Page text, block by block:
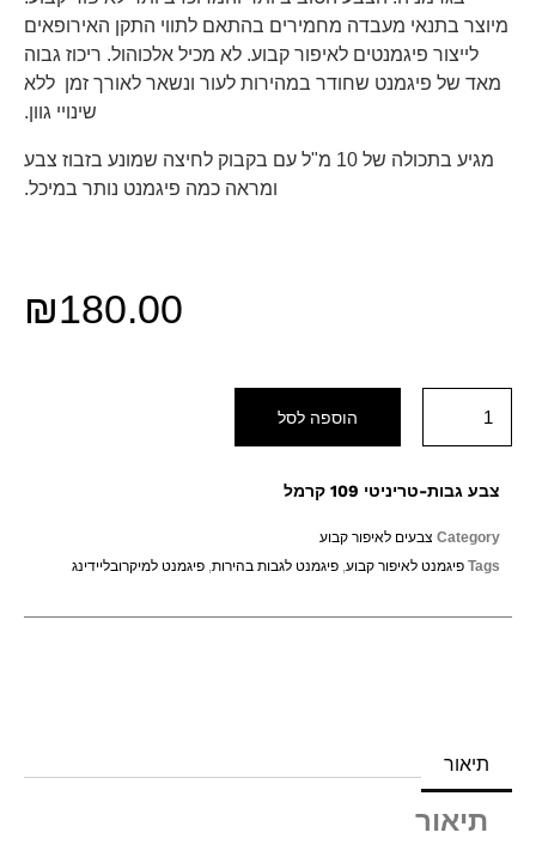
מיוצר בתנאי מעבדה מחמירים בהתאם לתווי התקן האירופאים
לייצור פיגמנטים לאיפור קבוע. לא מכיל אלכוהול. ריכוז גבוה
מאד של פיגמנט שחודר במהירות לעור ונשאר לאורך זמן ללא
שינויי גוון.
מגיע בתכולה של 10 מ"ל עם בקבוק לחיצה שמונע בזבוז צבע
ומראה כמה פיגמנט נותר במיכל.
₪180.00
הוספה לסל
צבע גבות-טריניטי 109 קרמל
Category צבעים לאיפור קבוע
Tags פיגמנט לאיפור קבוע, פיגמנט לגבות בהירות, פיגמנט למיקרובליידינג
תיאור
תיאור